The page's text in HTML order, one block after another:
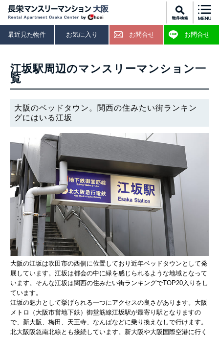
最近見た物件 お気に入り お問合せ お問合せ
江坂駅周辺のマンスリーマンション一
覧
大阪のベッドタウン。関西の住みたい街ランキン
グにはいる江坂
大阪の江坂は吹田市の西側に位置しており近年ベッドタウンとして発
展しています。江坂は都会の中に緑を感じられるような地域となって
います。そんな江坂は関西の住みたい街ランキングでTOP20入りをし
ています。
江坂の魅力として挙げられる一つにアクセスの良さがあります。大阪
メトロ（大阪市営地下鉄）御堂筋線江坂駅が最寄り駅となりますの
で、新大阪、梅田、天王寺、なんばなどに乗り換えなしで行けます。
北大阪阪急南北線とも接続しています。新大阪や大阪国際空港に行く